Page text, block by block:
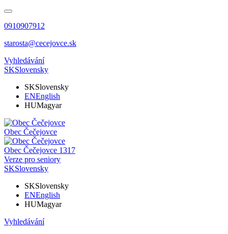
0910907912
starosta@cecejovce.sk
Vyhledávání
SKSlovensky
SKSlovensky
ENEnglish
HUMagyar
Obec Čečejovce
Obec Čečejovce 1317
Verze pro seniory
SKSlovensky
SKSlovensky
ENEnglish
HUMagyar
Vyhledávání